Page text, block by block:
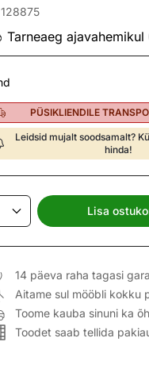
Tarneaeg
PÜSIKLIENDILE
Leidsid mujalt soodsamalt?
hinda!
Lisa
14 päeva raha tagasi
Aitame sul mööbli kokku
Toome kauba sinuni ka
Toodet saab tellida